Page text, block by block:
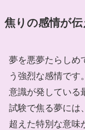
焦りの感情が
夢を悪夢たらしめ
う強烈な感情です
意識が発している
試験で焦る夢には
超えた特別な意味